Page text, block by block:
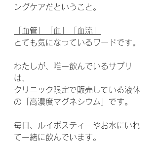
ングケアだということ。
「血管」「血」「血流」
とても気になっているワードです。
わたしが、唯一飲んでいるサプリ
は、
クリニック限定で販売している液体
の「高濃度マグネシウム」です。
毎日、ルイボスティーやお水にいれ
て一緒に飲んでいます。